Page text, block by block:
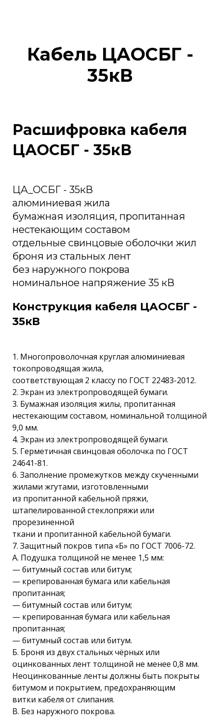
Кабель ЦАОСБГ -
35кВ
Расшифровка кабеля
ЦАОСБГ - 35кВ
ЦА_ОСБГ - 35кВ
алюминиевая жила
бумажная изоляция, пропитанная
нестекающим составом
отдельные свинцовые оболочки жил
броня из стальных лент
без наружного покрова
номинальное напряжение 35 кВ
Конструкция кабеля ЦАОСБГ -
35кВ
1. Многопроволочная круглая алюминиевая
токопроводящая жила,
соответствующая 2 классу по ГОСТ 22483-2012.
2. Экран из электропроводящей бумаги.
3. Бумажная изоляция жилы, пропитанная
нестекающим составом, номинальной толщиной
9,0 мм.
4. Экран из электропроводящей бумаги.
5. Герметичная свинцовая оболочка по ГОСТ
24641-81.
6. Заполнение промежутков между скученными
жилами жгутами, изготовленными
из пропитанной кабельной пряжи,
штапелированной стеклопряжи или
прорезиненной
ткани и пропитанной кабельной бумаги.
7. Защитный покров типа «Б» по ГОСТ 7006-72.
А. Подушка толщиной не менее 1,5 мм:
— битумный состав или битум;
— крепированная бумага или кабельная
пропитанная;
— битумный состав или битум;
— крепированная бумага или кабельная
пропитанная;
— битумный состав или битум.
Б. Броня из двух стальных чёрных или
оцинкованных лент толщиной не менее 0,8 мм.
Неоцинкованные ленты должны быть покрыты
битумом и покрытием, предохраняющим
витки кабеля от слипания.
В. Без наружного покрова.